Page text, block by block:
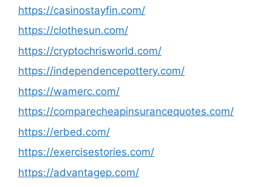
https://casinostayfin.com/
https://clothesun.com/
https://cryptochrisworld.com/
https://independencepottery.com/
https://wamerc.com/
https://comparecheapinsurancequotes.com/
https://erbed.com/
https://exercisestories.com/
https://advantagep.com/